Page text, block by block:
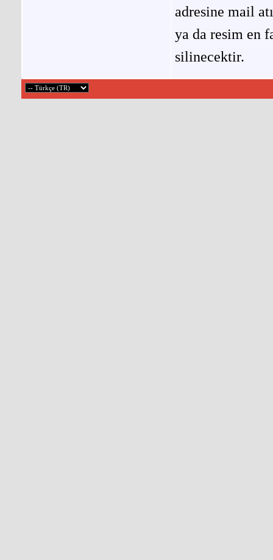
adresine mail
ya da resim en
silinecektir.